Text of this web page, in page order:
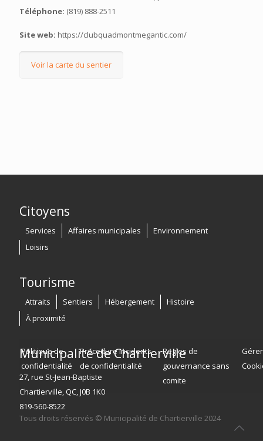
Téléphone: (819) 888-2511
Site web: https://clubquadmontmegantic.com/
Voir la carte du sentier
Citoyens
Services Affaires municipales
Environnement
Loisirs
Tourisme
Attraits Sentiers Hébergement
Histoire
À proximité
Politique de
confidentialité
Procedure incidents
de confidentialité
Regles de
gouvernance sans
comite
Tous droits réservés © Municipalité de Chartierville 2024
Municipalité de Chartierville
27, rue St-Jean-Baptiste
Chartierville, QC, J0B 1K0
819-560-8522